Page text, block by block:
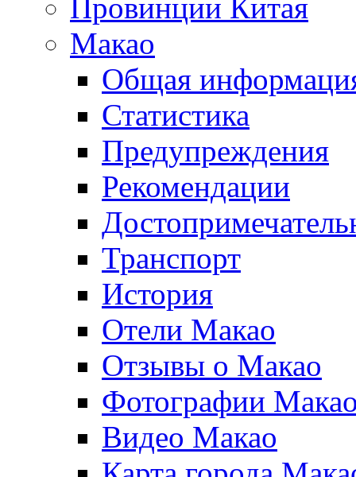
Провинции Китая
Макао
Общая
Статистика
Предупреждения
Рекомендации
Транспорт
История
Отели Макао
Отзывы о Макао
Фотографии
Видео Макао